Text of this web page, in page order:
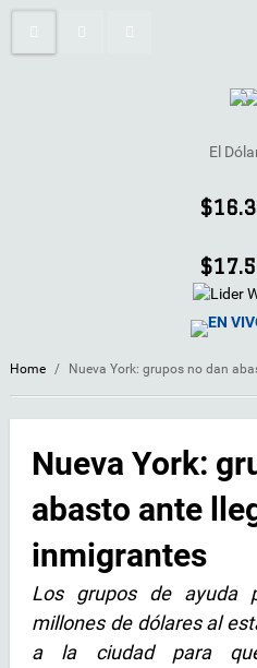
El
EN
Home / Nueva York: grupos no dan
Nueva York:
abasto ante
inmigrantes
Los grupos de ayuda
millones de dólares al
a la ciudad para